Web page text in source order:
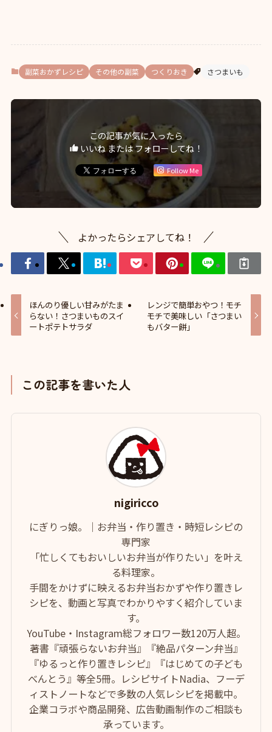
副菜おかずレシピ その他の副菜 つくりおき さつまいも
この記事が気に入ったら
いいね または フォローしてね！
Follow Me
よかったらシェアしてね！
ほんのり優しい甘みがたま
らない！さつまいものスイ
ートポテトサラダ
レンジで簡単おやつ！モチ
モチで美味しい「さつまい
もバター餅」
この記事を書いた人
nigiricco
にぎりっ娘。｜お弁当・作り置き・時短レシピの
専門家
「忙しくてもおいしいお弁当が作りたい」を叶え
る料理家。
手間をかけずに映えるお弁当おかずや作り置きレ
シピを、動画と写真でわかりやすく紹介していま
す。
YouTube・Instagram総フォロワー数120万人超。
著書『頑張らないお弁当』『絶品パターン弁当』
『ゆるっと作り置きレシピ』『はじめての子ども
べんとう』等全5冊。レシピサイトNadia、フーデ
ィストノートなどで多数の人気レシピを掲載中。
企業コラボや商品開発、広告動画制作のご相談も
承っています。